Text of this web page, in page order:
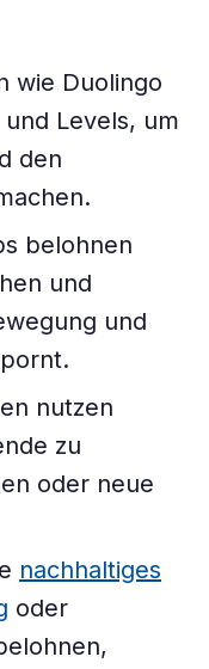
wie Duolingo
Levels, um
den
belohnen
und
und
nutzen
zu
oder neue
nachhaltiges
oder